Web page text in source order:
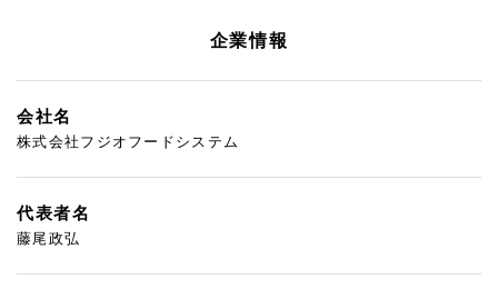
企業情報
会社名
株式会社フジオフードシステム
代表者名
藤尾政弘